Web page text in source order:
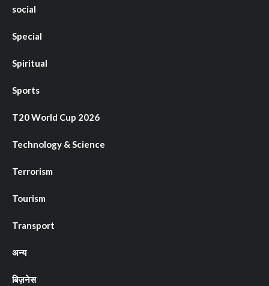
social
Special
Spiritual
Sports
T20 World Cup 2026
Technology & Science
Terrorism
Tourism
Transport
अन्य
बिज़नेस